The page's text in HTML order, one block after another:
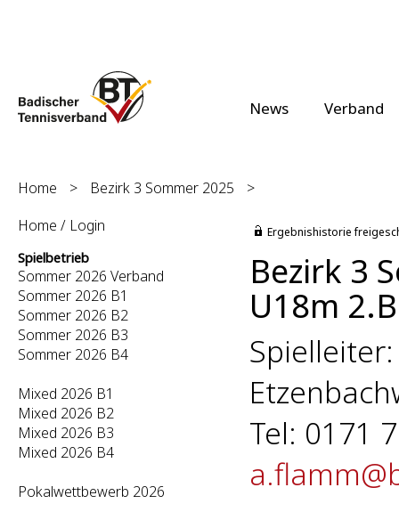
News Verband
Home > Bezirk 3 Sommer 2025
>
Home / Login
Spielbetrieb
Sommer 2026 Verband
Sommer 2026 B1
Sommer 2026 B2
Sommer 2026 B3
Sommer 2026 B4
Mixed 2026 B1
Mixed 2026 B2
Mixed 2026 B3
Mixed 2026 B4
Pokalwettbewerb 2026
Ergebnishistorie
Bezirk 3
U18m
Tel: 0171